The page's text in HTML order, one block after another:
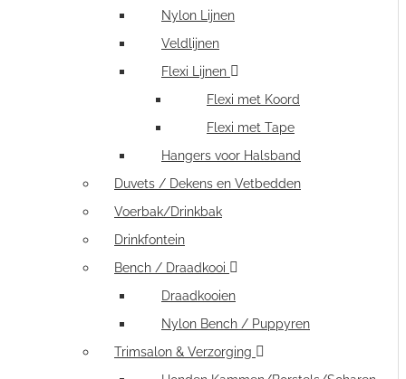
Nylon Lijnen
Veldlijnen
Flexi Lijnen
Flexi met Koord
Flexi met Tape
Hangers voor Halsband
Duvets / Dekens en Vetbedden
Voerbak/Drinkbak
Drinkfontein
Bench / Draadkooi
Draadkooien
Nylon Bench / Puppyren
Trimsalon & Verzorging